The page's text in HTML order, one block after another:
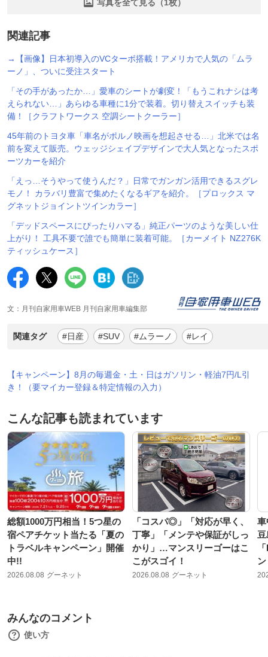
写真を全て見る（1枚）
関連記事
→【画像】日本初導入のVCターボ搭載！アメリカで人気の「ムラ
ーノ」、ついに受注スタート
「その手があったか…」愛車のシートが劇変！「もうこれナシは考
えられない…」あらゆる車種に1分で装着。切り替えスイッチも装
備！［クラフトワークス 空調シートクーラー］
45年前のトヨタ車「車名がポルノ映画を想起させる…」北米では名
前を変えて販売。ウェッジシェイプデザインで大人気となったスポ
ーツカーを紹介
「えっ…そうやって使うんだ？」日常でガンガン活用できるスグレ
モノ！ カラバリ豊富で集めたくなるギアを紹介。［プロックス マ
グネットジョイントツインカラー］
「デッドスペースにぴったりハマる」純正パーツのような美しい仕
上がり！ 工具不要で誰でも簡単に装着可能。［カーメイト NZ276K
ティッシュケース］
文：月刊自家用車WEB 月刊自家用車編集部
関連タグ #日産 #SUV #ムラーノ #レイ
【キャンペーン】8月の毎週金・土・日はガソリン・軽油7円/L引
き！（要マイカー登録＆特定情報の入力）
こんな記事も読まれています
総額1000万円相当！5つ星の
宿ペアチケット当たる「夏の
トラベルキャンペーン」開催
中!!
2026.08.08 グーネット
「コスパ◎」「対応が早く、
丁寧」「メンテや保証がしっ
かり」…マンスリーゴーはこ
こがスゴイ！
2026.08.08 グーネット
車
ン
みんなのコメント
使い方